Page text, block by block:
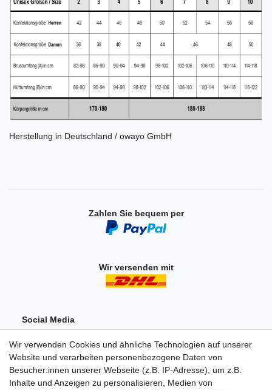
Herstellung in Deutschland / owayo GmbH
Zahlen Sie bequem per
Wir versenden mit
Social Media
Wir verwenden Cookies und ähnliche Technologien auf unserer
Website und verarbeiten personenbezogene Daten von
Besucher:innen unserer Webseite (z.B. IP-Adresse), um z.B.
Inhalte und Anzeigen zu personalisieren, Medien von